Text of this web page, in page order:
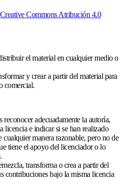
Commons Atribución 4.0
el material en cualquier medio o
y crear a partir del material para
comercial.
adecuadamente la autoría,
licencia e indicar si se han realizado
cualquier manera razonable, pero no de
tiene el apoyo del licenciador o lo
transforma o crea a partir del
contribuciones bajo la misma licencia